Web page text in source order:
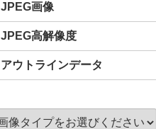
JPEG画像
JPEG高解像度
アウトラインデータ